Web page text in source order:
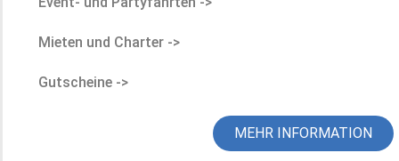
Mieten und Charter ->
Gutscheine ->
MEHR INFORMATION